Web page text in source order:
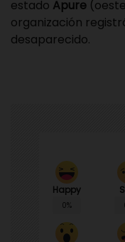
estado Apure
organización
desaparecido.
Happy
0%